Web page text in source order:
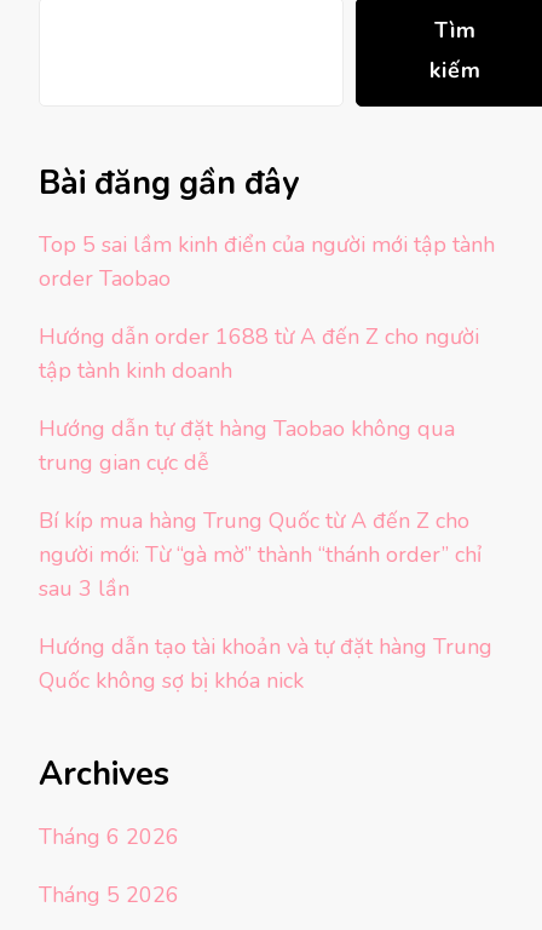
Tìm
kiếm
Bài đăng gần đây
Top 5 sai lầm kinh điển của người mới tập tành
order Taobao
Hướng dẫn order 1688 từ A đến Z cho người
tập tành kinh doanh
Hướng dẫn tự đặt hàng Taobao không qua
trung gian cực dễ
Bí kíp mua hàng Trung Quốc từ A đến Z cho
người mới: Từ “gà mờ” thành “thánh order” chỉ
sau 3 lần
Hướng dẫn tạo tài khoản và tự đặt hàng Trung
Quốc không sợ bị khóa nick
Archives
Tháng 6 2026
Tháng 5 2026